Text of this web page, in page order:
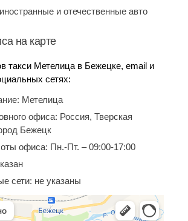
иностранные и отечественные авто
на карте
такси Метелица в Бежецке, email и
сетях:
Метелица
офиса: Россия, Тверская
Бежецк
офиса: Пн.-Пт. – 09:00-17:00
сети: не указаны